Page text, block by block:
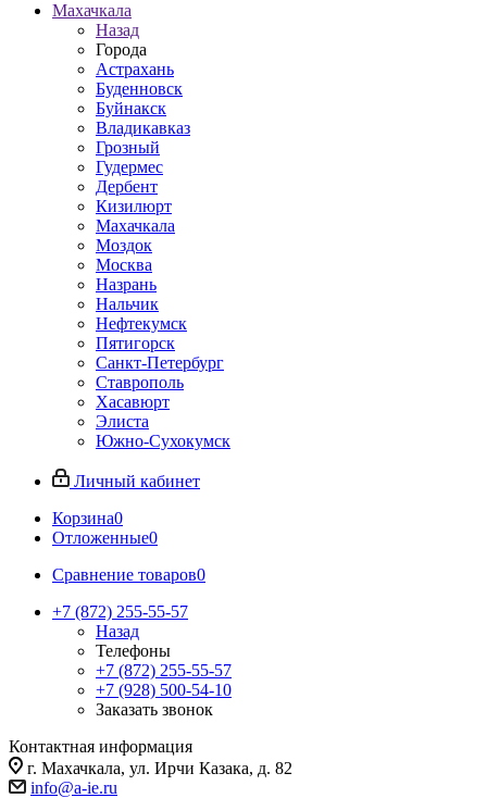
Махачкала
Назад
Города
Астрахань
Буденновск
Буйнакск
Владикавказ
Грозный
Гудермес
Дербент
Кизилюрт
Махачкала
Моздок
Москва
Назрань
Нальчик
Нефтекумск
Пятигорск
Санкт-Петербург
Ставрополь
Хасавюрт
Элиста
Южно-Сухокумск
Личный кабинет
Корзина0
Отложенные0
Сравнение товаров0
+7 (872) 255-55-57
Назад
Телефоны
+7 (872) 255-55-57
+7 (928) 500-54-10
Заказать звонок
Контактная информация
г. Махачкала, ул. Ирчи Казака, д. 82
info@a-ie.ru